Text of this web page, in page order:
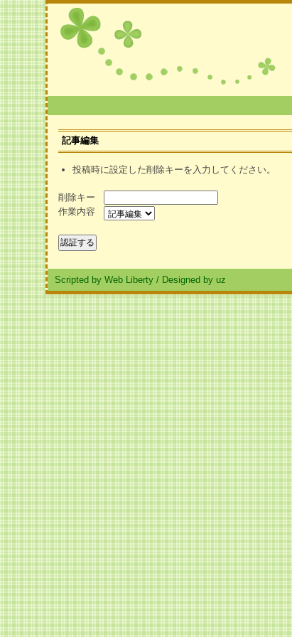
記事編集
投稿時に設定した削除キーを入力してください。
削除キー
作業内容
Scripted by Web Liberty / Designed by uz